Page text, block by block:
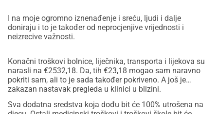
I na moje ogromno iznenađenje i sreću, ljudi i dalje
doniraju i to je također od neprocjenjive vrijednosti i
neizrecive važnosti.
Konačni troškovi bolnice, liječnika, transporta i lijekova su
narasli na €2532,18. Da, tih €23,18 mogao sam naravno
pokriti sam, ali to je sada također pokriveno. A još je
zakazan nastavak pregleda u klinici u blizini.
Sva dodatna sredstva koja dođu bit će 100% utrošena na